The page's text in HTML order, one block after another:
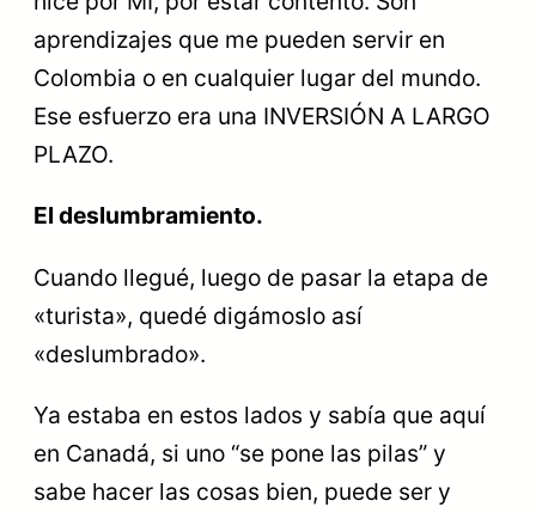
aprendizajes que me pueden servir en
Colombia o en cualquier lugar del mundo.
Ese esfuerzo era una INVERSIÓN A LARGO
PLAZO.
El deslumbramiento.
Cuando llegué, luego de pasar la etapa de
«turista», quedé digámoslo así
«deslumbrado».
Ya estaba en estos lados y sabía que aquí
en Canadá, si uno “se pone las pilas” y
sabe hacer las cosas bien, puede ser y